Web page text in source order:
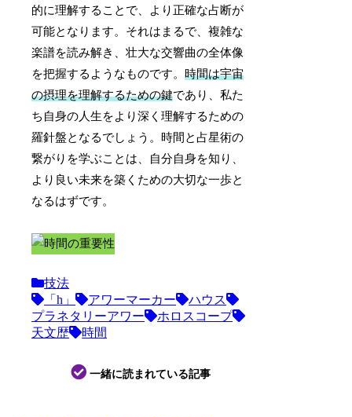
的に理解することで、より正確な占断が
可能となります。それはまるで、複雑な
楽譜を読み解き、壮大な交響曲の全体像
を把握するようなものです。時間は宇宙
の摂理を理解するための鍵であり、私た
ち自身の人生をより深く理解するための
羅針盤となるでしょう。時間と占星術の
繋がりを学ぶことは、自分自身を知り、
より良い未来を築くための大切な一歩と
なるはずです。
技法
「h」
アワーマーカー
ハウス
プラネタリーアワー
ホロスコープ
天文歴
時間
一緒に読まれている記事